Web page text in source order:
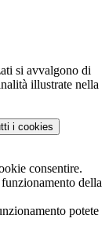
si avvalgono di
illustrate nella
i cookies
consentire.
della
potete